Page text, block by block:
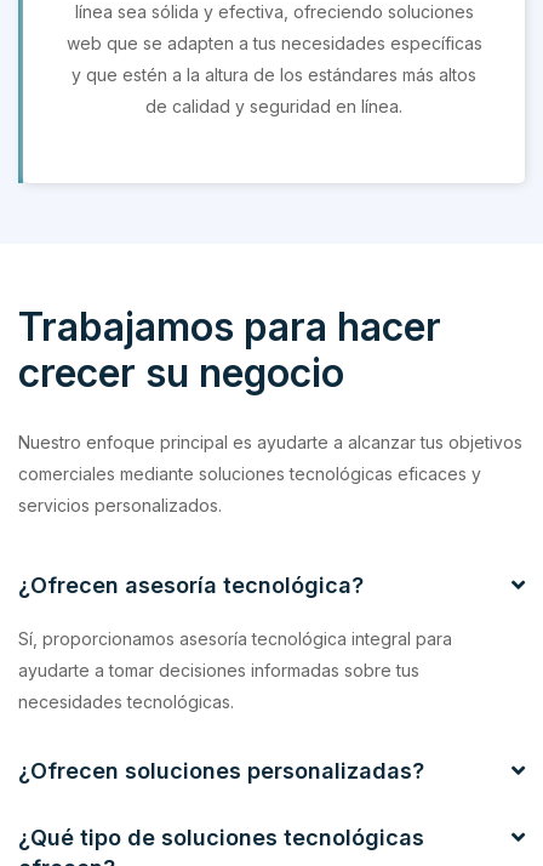
línea sea sólida y efectiva, ofreciendo soluciones
web que se adapten a tus necesidades específicas
y que estén a la altura de los estándares más altos
de calidad y seguridad en línea.
Trabajamos para hacer
crecer su negocio
Nuestro enfoque principal es ayudarte a alcanzar tus objetivos
comerciales mediante soluciones tecnológicas eficaces y
servicios personalizados.
¿Ofrecen asesoría tecnológica?
Sí, proporcionamos asesoría tecnológica integral para
ayudarte a tomar decisiones informadas sobre tus
necesidades tecnológicas.
¿Ofrecen soluciones personalizadas?
¿Qué tipo de soluciones tecnológicas